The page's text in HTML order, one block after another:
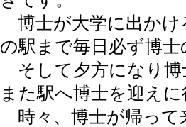
博士が大学に出かけ
の駅まで毎日必ず博
そして夕方になり博
また駅へ博士を迎え
時々、博士が帰って